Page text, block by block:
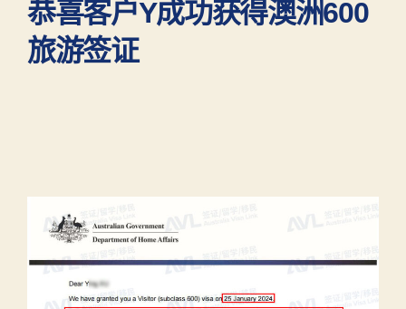
恭喜客户Y成功获得澳洲600
旅游签证